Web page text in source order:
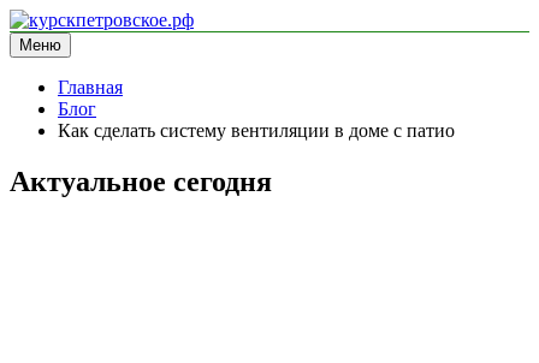
Перейти
к
содержимому
курскпетровское.рф
информационный сайт
Меню
Главная
Блог
Как сделать систему вентиляции в доме с патио
Актуальное сегодня